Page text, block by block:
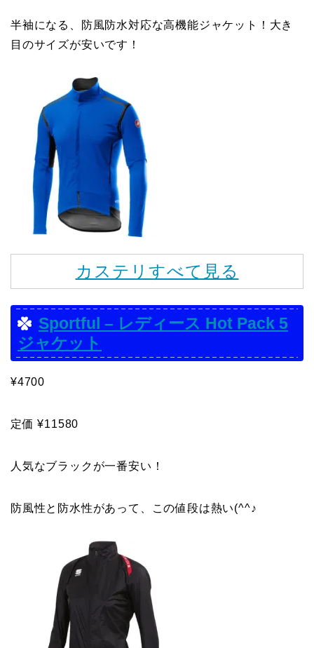
半袖になる、防風防水対応な高機能ジャケット！大き
目のサイズが安いです！
カステリすべて見る
Sportful – レディース Hot Pack 5
ジャケット
¥4700
定価 ¥11580
人気なブラックが一番安い！
防風性と防水性があって、この値段は熱い(^^♪